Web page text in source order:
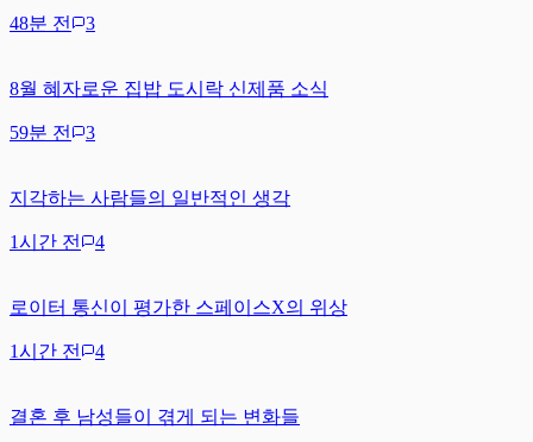
48분 전 3
8월 혜자로운 집밥 도시락 신제품 소식
59분 전 3
지각하는 사람들의 일반적인 생각
1시간 전 4
로이터 통신이 평가한 스페이스X의 위상
1시간 전 4
결혼 후 남성들이 겪게 되는 변화들